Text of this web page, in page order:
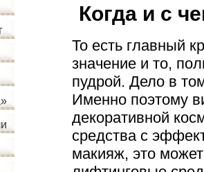
Когда и с
То есть главный
значение и то,
пудрой. Дело в
Именно поэтому
декоративной
средства с
макияж, это